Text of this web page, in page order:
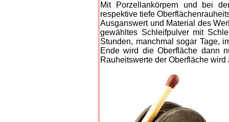
Mit Porzellankörpern und bei
respektive tiefe
Ausganswert und Material des
gewähltes Schleifpulver mit
Stunden, manchmal sogar Tage,
Ende wird die Oberfläche dann
Rauheitswerte der Oberfläche